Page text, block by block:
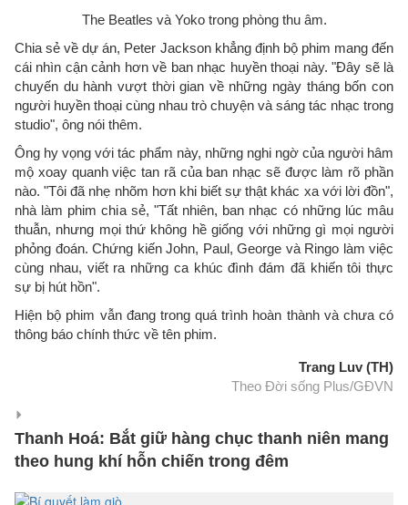
The Beatles và Yoko trong phòng thu âm.
Chia sẻ về dự án, Peter Jackson khẳng định bộ phim mang đến
cái nhìn cận cảnh hơn về ban nhạc huyền thoại này. "Đây sẽ là
chuyến du hành vượt thời gian về những ngày tháng bốn con
người huyền thoại cùng nhau trò chuyện và sáng tác nhạc trong
studio", ông nói thêm.
Ông hy vọng với tác phẩm này, những nghi ngờ của người hâm
mộ xoay quanh việc tan rã của ban nhạc sẽ được làm rõ phần
nào. "Tôi đã nhẹ nhõm hơn khi biết sự thật khác xa với lời đồn",
nhà làm phim chia sẻ, "Tất nhiên, ban nhạc có những lúc mâu
thuẫn, nhưng mọi thứ không hề giống với những gì mọi người
phỏng đoán. Chứng kiến John, Paul, George và Ringo làm việc
cùng nhau, viết ra những ca khúc đình đám đã khiến tôi thực
sự bị hút hồn".
Hiện bộ phim vẫn đang trong quá trình hoàn thành và chưa có
thông báo chính thức về tên phim.
Trang Luv (TH)
Theo Đời sống Plus/GĐVN
Thanh Hoá: Bắt giữ hàng chục thanh niên mang
theo hung khí hỗn chiến trong đêm